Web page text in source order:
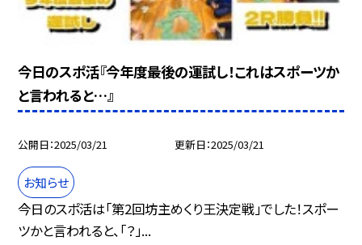
今日のスポ活『今年度最後の運試し！これはスポーツか
と言われると…』
公開日 2025/03/21 更新日 2025/03/21
お知らせ
今日のスポ活は「第2回坊主めくり王決定戦」でした！スポー
ツかと言われると、「？」...